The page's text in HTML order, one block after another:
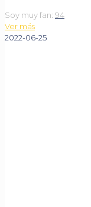
Soy muy fan: 94
Ver más
2022-06-25